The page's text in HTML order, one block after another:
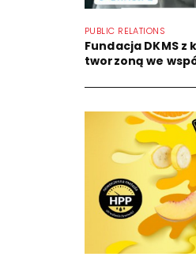
PUBLIC RELATIONS
Fundacja DKMS z
tworzoną we